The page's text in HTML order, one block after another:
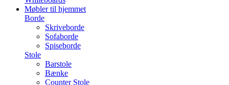
Møbler til hjemmet
Borde
Skriveborde
Sofaborde
Spiseborde
Stole
Barstole
Bænke
Counter Stole